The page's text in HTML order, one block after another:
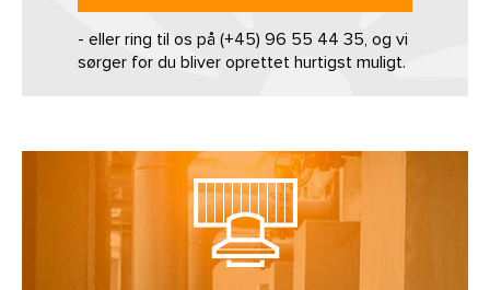
- eller ring til os på (+45) 96 55 44 35, og vi
sørger for du bliver oprettet hurtigst muligt.